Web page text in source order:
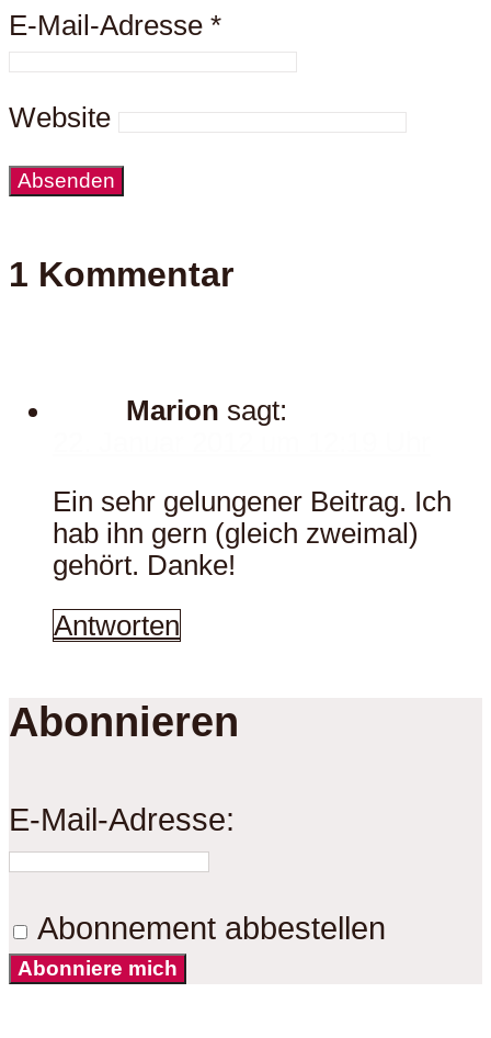
E-Mail-Adresse *
Website
1 Kommentar
Marion sagt:
Ein sehr gelungener Beitrag. Ich
hab ihn gern (gleich zweimal)
gehört. Danke!
Antworten
Abonnieren
E-Mail-Adresse:
Abonnement abbestellen
Abonniere mich